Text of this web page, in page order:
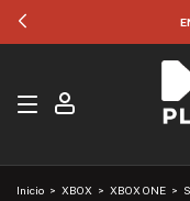
Inicio > XBOX > XBOX ONE >